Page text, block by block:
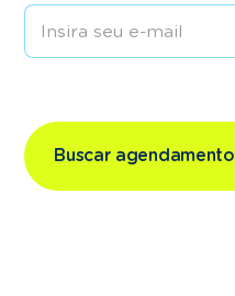
Buscar agendamento